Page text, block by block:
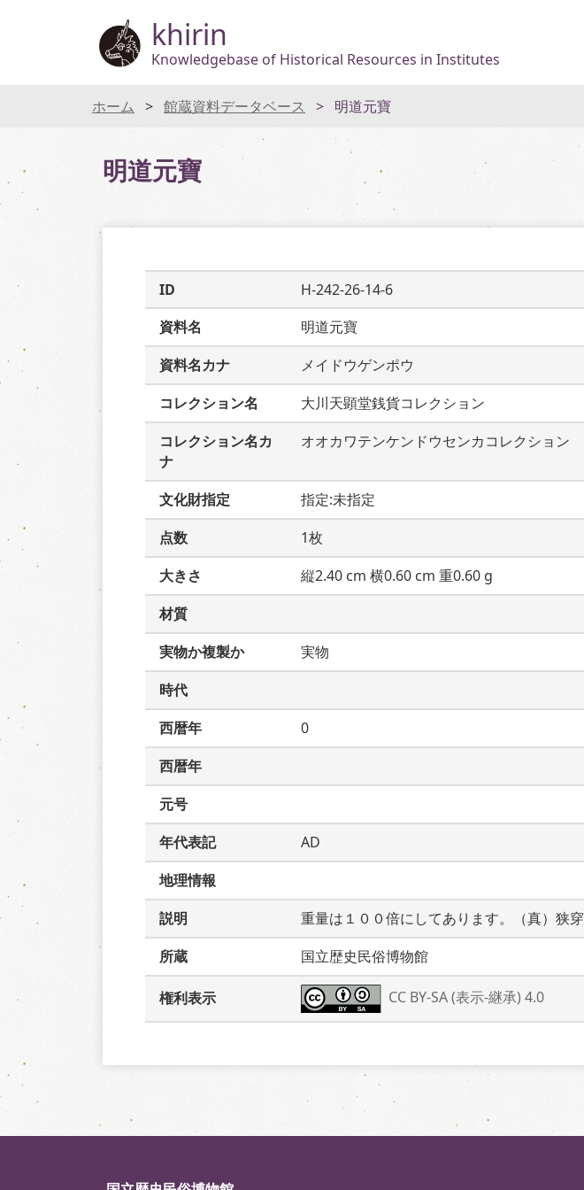
khirin
Knowledgebase of Historical Resources in Institutes
ホーム 館蔵資料データベース 明道元寶
明道元寶
ID
H-242-26-14-6
資料名
明道元寶
資料名カナ
メイドウゲンポウ
コレクション名
大川天顕堂銭貨コレクション
コレクション名カ
ナ
オオカワテンケンドウセンカコレクション
文化財指定
指定:未指定
点数
1枚
大きさ
縦2.40 cm 横0.60 cm 重0.60 g
材質
実物か複製か
実物
時代
西暦年
0
西暦年
元号
年代表記
AD
地理情報
説明
重量は１００倍にしてあります。（真）狭穿
所蔵
国立歴史民俗博物館
権利表示 CC BY-SA (表示-継承) 4.0